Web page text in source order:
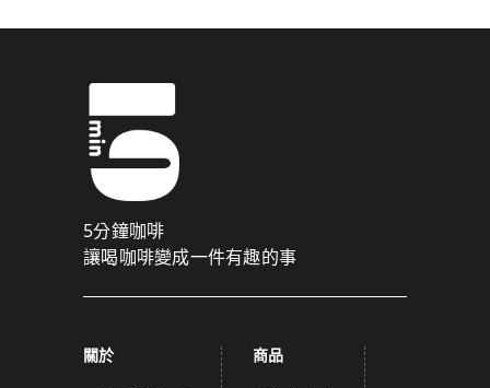
5分鐘咖啡
讓喝咖啡變成一件有趣的事
關於 商品